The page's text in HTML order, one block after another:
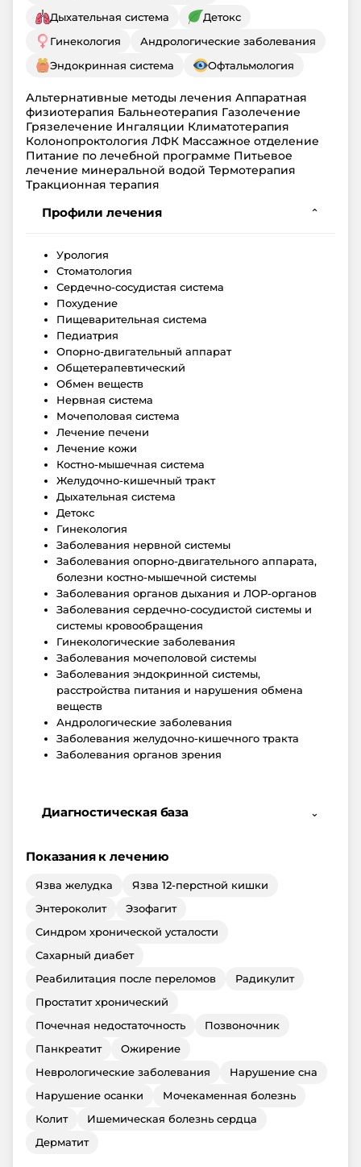
Дыхательная система
Детокс
Гинекология
Андрологические заболевания
Эндокринная система
Офтальмология
Альтернативные методы лечения Аппаратная
физиотерапия Бальнеотерапия Газолечение
Грязелечение Ингаляции Климатотерапия
Колонопроктология ЛФК Массажное отделение
Питание по лечебной программе Питьевое
лечение минеральной водой Термотерапия
Тракционная терапия
Профили лечения ⌄
Урология
Стоматология
Сердечно-сосудистая система
Похудение
Пищеварительная система
Педиатрия
Опорно-двигательный аппарат
Общетерапевтический
Обмен веществ
Нервная система
Мочеполовая система
Лечение печени
Лечение кожи
Костно-мышечная система
Желудочно-кишечный тракт
Дыхательная система
Детокс
Гинекология
Заболевания нервной системы
Заболевания опорно-двигательного аппарата,
болезни костно-мышечной системы
Заболевания органов дыхания и ЛОР-органов
Заболевания сердечно-сосудистой системы и
системы кровообращения
Гинекологические заболевания
Заболевания мочеполовой системы
Заболевания эндокринной системы,
расстройства питания и нарушения обмена
веществ
Андрологические заболевания
Заболевания желудочно-кишечного тракта
Заболевания органов зрения
Диагностическая база ⌄
Показания к лечению
Язва желудка
Язва 12-перстной кишки
Энтероколит
Эзофагит
Синдром хронической усталости
Сахарный диабет
Реабилитация после переломов
Радикулит
Простатит хронический
Почечная недостаточность
Позвоночник
Панкреатит
Ожирение
Неврологические заболевания
Нарушение сна
Нарушение осанки
Мочекаменная болезнь
Колит
Ишемическая болезнь сердца
Дерматит